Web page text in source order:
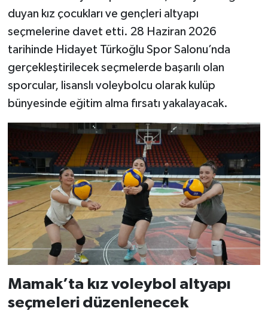
duyan kız çocukları ve gençleri altyapı
seçmelerine davet etti. 28 Haziran 2026
tarihinde Hidayet Türkoğlu Spor Salonu’nda
gerçekleştirilecek seçmelerde başarılı olan
sporcular, lisanslı voleybolcu olarak kulüp
bünyesinde eğitim alma fırsatı yakalayacak.
Mamak’ta kız voleybol altyapı
seçmeleri düzenlenecek